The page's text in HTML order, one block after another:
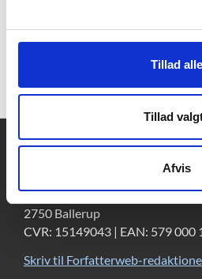
Tillad alle
Tillad
Afvis
Læs hele portrættet af
Tempovej 7-11
2750 Ballerup
CVR: 15149043 | EAN: 579 000
Skriv til Forfatterweb-